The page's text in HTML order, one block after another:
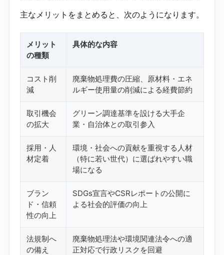
主なメリットをまとめると、次のようになります。
メリット
の種類
具体的な内容
コスト削
減
廃棄物処理費の圧縮、原材料・エネ
ルギー使用量の削減による経費節約
取引機会
の拡大
グリーン調達基準を設ける大手企
業・自治体との取引参入
採用・人
材定着
環境・社会への貢献を重視する人材
（特に若い世代）に選ばれやすい職
場になる
ブラン
ド・信頼
性の向上
SDGs宣言やCSRレポートの公開に
よる社会的評価の向上
法規制へ
の備え
廃棄物処理法や環境関連法令への適
正対応で行政リスクを回避